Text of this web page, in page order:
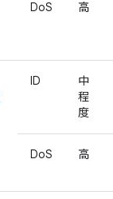
DoS 高
ID
中
程
度
DoS 高